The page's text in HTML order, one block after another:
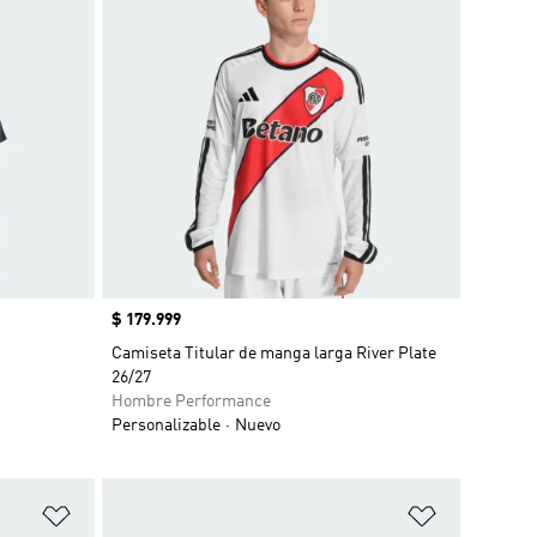
Precio
$ 179.999
Camiseta Titular de manga larga River Plate
26/27
Hombre Performance
Personalizable
Nuevo